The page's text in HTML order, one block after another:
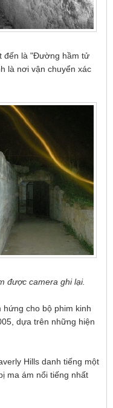
đến là "Đường hầm tử
là nơi vận chuyển xác
được camera ghi lại.
cho bộ phim kinh
dựa trên những hiện
Hills danh tiếng một
ma ám nổi tiếng nhất